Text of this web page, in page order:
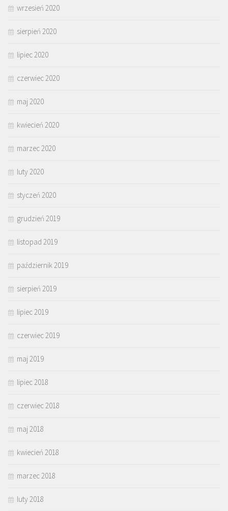
wrzesień 2020
sierpień 2020
lipiec 2020
czerwiec 2020
maj 2020
kwiecień 2020
marzec 2020
luty 2020
styczeń 2020
grudzień 2019
listopad 2019
październik 2019
sierpień 2019
lipiec 2019
czerwiec 2019
maj 2019
lipiec 2018
czerwiec 2018
maj 2018
kwiecień 2018
marzec 2018
luty 2018